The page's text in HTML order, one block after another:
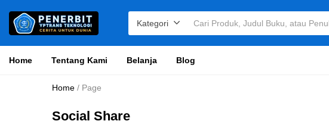
Kategori
Home Tentang Kami Belanja Blog
Home / Page
Social Share